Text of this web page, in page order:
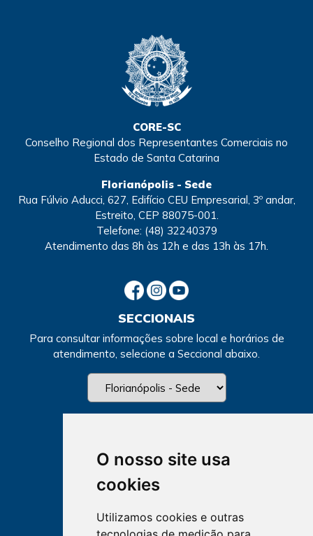
O nosso site usa
cookies
Utilizamos cookies e outras
CORE-SC
Conselho Regional dos Representantes Comerciais no
Estado de Santa Catarina
Florianópolis - Sede
Rua Fúlvio Aducci, 627, Edifício CEU Empresarial, 3º andar,
Estreito, CEP 88075-001.
Telefone: (48) 32240379
Atendimento das 8h às 12h e das 13h às 17h.
SECCIONAIS
Para consultar informações sobre local e horários de
atendimento, selecione a Seccional abaixo.